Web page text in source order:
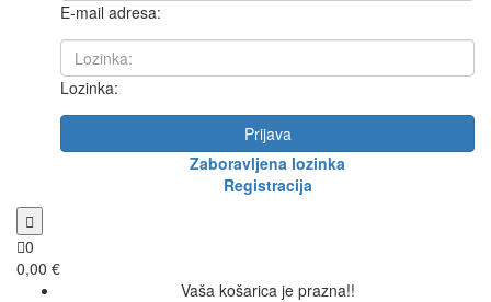
E-mail adresa:
Lozinka:
Prijava
Zaboravljena lozinka
Registracija
0
0,00 €
Vaša košarica je prazna!!